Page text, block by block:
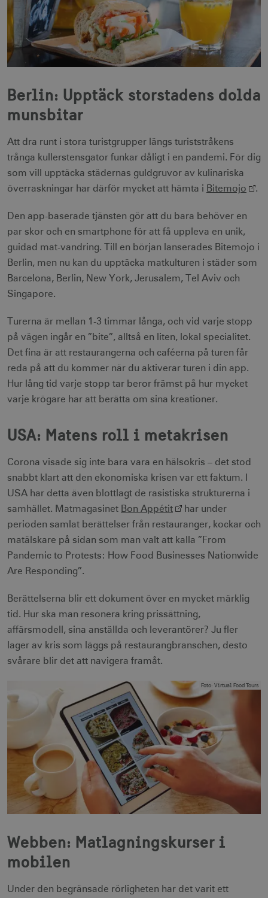
Berlin: Upptäck storstadens dolda
munsbitar
Att dra runt i stora turistgrupper längs turiststråkens
trånga kullerstensgator funkar dåligt i en pandemi. För dig
som vill upptäcka städernas guldgruvor av kulinariska
överraskningar har därför mycket att hämta i Bitemojo .
Den app-baserade tjänsten gör att du bara behöver en
par skor och en smartphone för att få uppleva en unik,
guidad mat-vandring. Till en början lanserades Bitemojo i
Berlin, men nu kan du upptäcka matkulturen i städer som
Barcelona, Berlin, New York, Jerusalem, Tel Aviv och
Singapore.
Turerna är mellan 1-3 timmar långa, och vid varje stopp
på vägen ingår en ”bite”, alltså en liten, lokal specialitet.
Det fina är att restaurangerna och caféerna på turen får
reda på att du kommer när du aktiverar turen i din app.
Hur lång tid varje stopp tar beror främst på hur mycket
varje krögare har att berätta om sina kreationer.
USA: Matens roll i metakrisen
Corona visade sig inte bara vara en hälsokris – det stod
snabbt klart att den ekonomiska krisen var ett faktum. I
USA har detta även blottlagt de rasistiska strukturerna i
samhället. Matmagasinet Bon Appétit
har under
perioden samlat berättelser från restauranger, kockar och
matälskare på sidan som man valt att kalla ”From
Pandemic to Protests: How Food Businesses Nationwide
Are Responding”.
Berättelserna blir ett dokument över en mycket märklig
tid. Hur ska man resonera kring prissättning,
affärsmodell, sina anställda och leverantörer? Ju fler
lager av kris som läggs på restaurangbranschen, desto
svårare blir det att navigera framåt.
Foto: Virtual Food Tours
Webben: Matlagningskurser i
mobilen
Under den begränsade rörligheten har det varit ett